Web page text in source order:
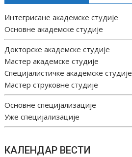
Интегрисане академске студије
Основне академске студије
Докторске академске студије
Мастер академске студије
Специјалистичке академске студије
Мастер струковне студије
Основне специјализације
Уже специјализације
КАЛЕНДАР ВЕСТИ